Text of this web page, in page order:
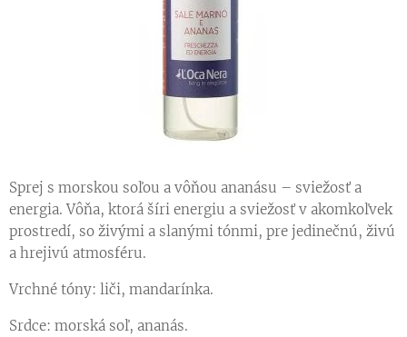
Sprej s morskou soľou a vôňou ananásu – sviežosť a
energia. Vôňa, ktorá šíri energiu a sviežosť v akomkoľvek
prostredí, so živými a slanými tónmi, pre jedinečnú, živú
a hrejivú atmosféru.
Vrchné tóny: liči, mandarínka.
Srdce: morská soľ, ananás.